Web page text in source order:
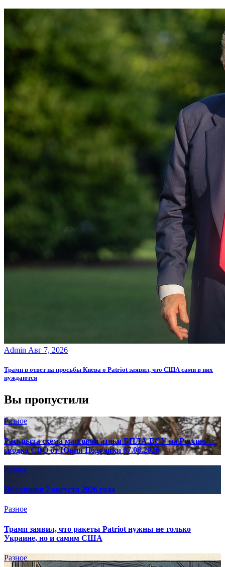
Admin Авг 7, 2026
Трамп в ответ на просьбы Киева о Patriot заявил, что США сами в них
нуждаются
Вы пропустили
Разное
Раскрыта схема массовой атаки БПЛА ВСУ на Россию —
сводка СВО от Юрия Подоляки 07.08.2026
Разное
Праздники 7 августа 2026 года
Разное
Трамп заявил, что ракеты Patriot нужны не только
Украине, но и самим США
Разное